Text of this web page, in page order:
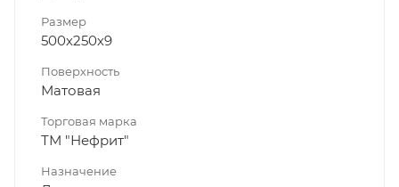
Размер
500х250х9
Поверхность
Матовая
Торговая марка
ТМ "Нефрит"
Назначение